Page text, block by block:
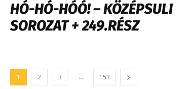
HÓ-HÓ-HÓÓ! – KÖZÉPSULI
SOROZAT + 249.RÉSZ
1 2 3 ... 153